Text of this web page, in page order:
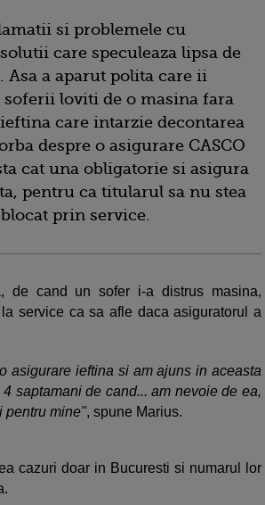
si problemele cu
care speculeaza lipsa de
Asa a aparut polita care ii
soferii loviti de o masina fara
care intarzie decontarea
despre o asigurare CASCO
cat una obligatorie si asigura
pentru ca titularul sa nu stea
prin service.
de cand un sofer i-a distrus masina,
service ca sa afle daca asiguratorul a
asigurare ieftina si am ajuns in aceasta
saptamani de cand... am nevoie de ea,
pentru mine", spune Marius.
cazuri doar in Bucuresti si numarul lor